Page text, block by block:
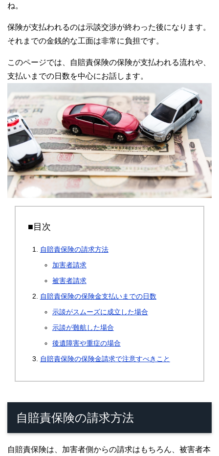
ね。
保険が支払われるのは示談交渉が終わった後になります。
それまでの金銭的な工面は非常に負担です。
このページでは、自賠責保険の保険が支払われる流れや、
支払いまでの日数を中心にお話します。
■目次
自賠責保険の請求方法
加害者請求
被害者請求
自賠責保険の保険金支払いまでの日数
示談がスムーズに成立した場合
示談が難航した場合
後遺障害や重症の場合
自賠責保険の保険金請求で注意すべきこと
自賠責保険の請求方法
自賠責保険は、加害者側からの請求はもちろん、被害者本